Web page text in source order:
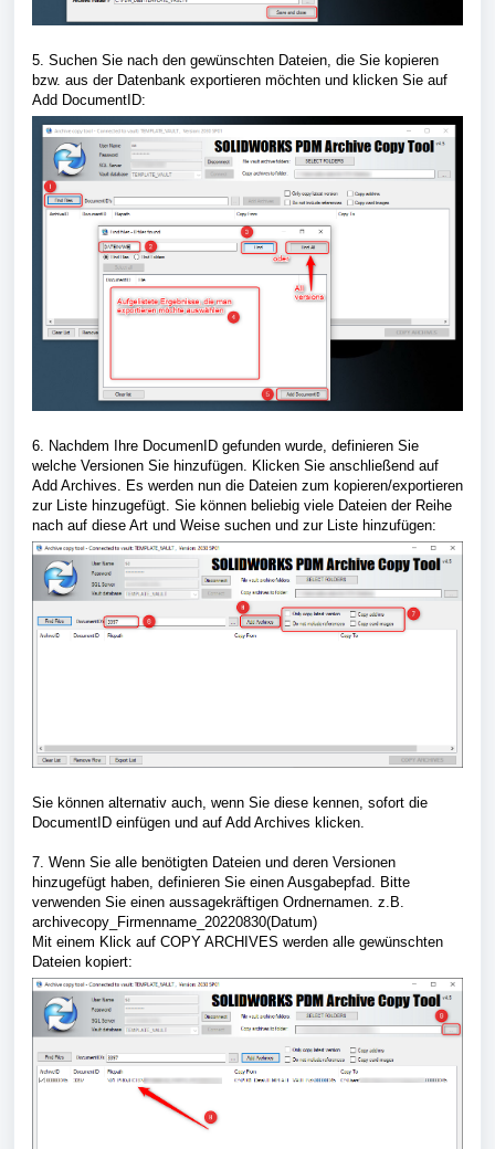
5. Suchen Sie nach den gewünschten Dateien, die Sie kopieren
bzw. aus der Datenbank exportieren möchten und klicken Sie auf
Add DocumentID:
6. Nachdem Ihre DocumenID gefunden wurde, definieren Sie
welche Versionen Sie hinzufügen. Klicken Sie anschließend auf
Add Archives. Es werden nun die Dateien zum kopieren/exportieren
zur Liste hinzugefügt. Sie können beliebig viele Dateien der Reihe
nach auf diese Art und Weise suchen und zur Liste hinzufügen:
Sie können alternativ auch, wenn Sie diese kennen, sofort die
DocumentID einfügen und auf Add Archives klicken.
7. Wenn Sie alle benötigten Dateien und deren Versionen
hinzugefügt haben, definieren Sie einen Ausgabepfad. Bitte
verwenden Sie einen aussagekräftigen Ordnernamen. z.B.
archivecopy_Firmenname_20220830(Datum)
Mit einem Klick auf COPY ARCHIVES werden alle gewünschten
Dateien kopiert: